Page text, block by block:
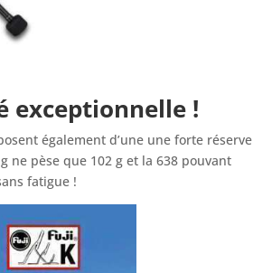
exceptionnelle !
également d’une une forte réserve
ne pèse que 102 g et la 638 pouvant
fatigue !